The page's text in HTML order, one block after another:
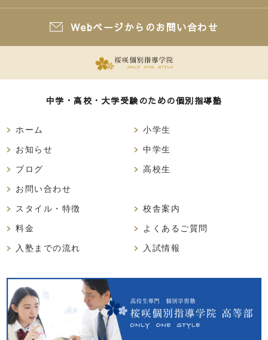
Webページからのお問い合わせ
中学・高校・大学受験のための個別指導塾
ホーム
お知らせ
ブログ
お問い合わせ
小学生
中学生
高校生
スタイル・特徴
料金
入塾までの流れ
校舎案内
よくあるご質問
入試情報